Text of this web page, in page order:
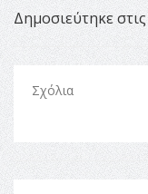
Δημοσιεύτηκε
Σχόλια